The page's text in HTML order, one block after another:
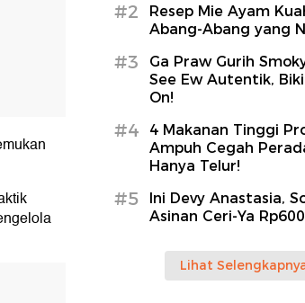
#2
Resep Mie Ayam
Abang-Abang yang
#3
Ga Praw Gurih
See Ew Autentik,
On!
#4
4 Makanan Tinggi
Ampuh Cegah
Hanya Telur!
#5
Ini Devy Anastasia,
Asinan Ceri-Ya
Lihat